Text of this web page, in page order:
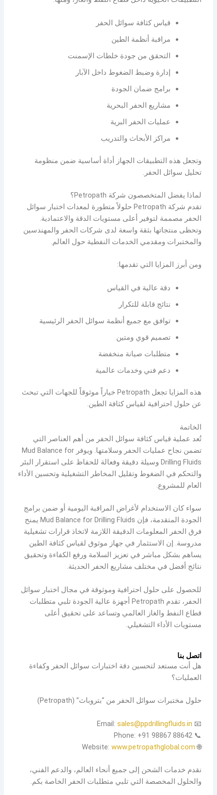
قياس كثافة سوائل الحفر
مراقبة أنظمة الطين
التحقق من جودة خلطات الإسمنت
إدارة وضبط الضغوط داخل الآبار
برامج ضمان الجودة
مشاريع الحفر البحرية
عمليات الحفر البرية
مراكز الأبحاث والتدريب
وتجعل هذه التطبيقات الجهاز أداة أساسية ضمن منظومة
تحليل سوائل الحفر.
لماذا يفضل المتخصصون شركة Petropath؟
تقدم شركة Petropath حلولاً متطورة لمعدات اختبار سوائل
الحفر مصممة لتوفير أعلى مستويات الدقة والاعتمادية.
وتحظى منتجاتها بثقة واسعة لدى شركات الحفر والمهندسين
والمختبرات ومقدمي الخدمات النفطية حول العالم.
ومن أبرز المزايا التي تقدمها:
دقة عالية في القياس
نتائج قابلة للتكرار
توافق مع جميع أنظمة سوائل الحفر الرئيسية
تصميم قوي ومتين
متطلبات صيانة منخفضة
دعم فني وخدمات عالمية
هذه المزايا تجعل Petropath خياراً موثوقاً للجهات التي تبحث
عن حلول احترافية لقياس كثافة الطين.
الخاتمة
تُعد عملية قياس كثافة سوائل الحفر من أهم العناصر التي
تضمن نجاح عمليات الحفر وسلامتها. ويوفر Mud Balance for
Drilling Fluids وسيلة دقيقة وفعالة للحفاظ على استقرار البئر
والتحكم في الضغوط وتقليل المخاطر التشغيلية وتحسين الأداء
العام للمشروع.
سواء كان الاستخدام لأغراض المراقبة اليومية أو ضمن برامج
الجودة المتقدمة، فإن Mud Balance for Drilling Fluids يمنح
فرق الحفر المعلومات الدقيقة اللازمة لاتخاذ قرارات تشغيلية
مدروسة. إن الاستثمار في جهاز موثوق لقياس كثافة الطين
يساهم بشكل مباشر في تعزيز السلامة ورفع الكفاءة وتحقيق
نتائج أفضل في مختلف مشاريع الحفر الحديثة.
للحصول على حلول احترافية وموثوقة في مجال اختبار سوائل
الحفر، تقدم Petropath أجهزة عالية الجودة تلبي متطلبات
قطاع النفط والغاز العالمي وتساعد على تحقيق أعلى
مستويات الأداء التشغيلي.
اتصل بنا
هل أنت مستعد لتحسين دقة اختبارات سوائل الحفر وكفاءة
العمليات؟
حلول مختبرات سوائل الحفر من “بتروباث” (Petropath)
📧 Email:
sales@ppdrillingfluids.in
📞 Phone: +91 98867 88642
🌐 Website:
www.petropathglobal.com
نقدم خدمات الشحن إلى جميع أنحاء العالم، والدعم الفني،
والحلول المخصصة التي تلبي متطلبات الحفر الخاصة بكم.